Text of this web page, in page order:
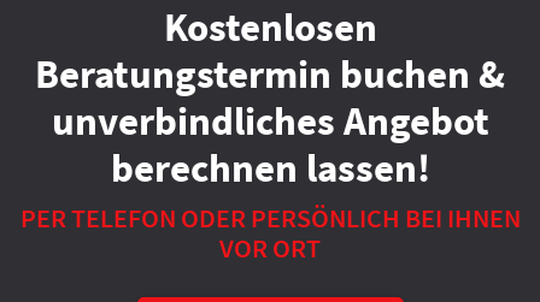
Kostenlosen
Beratungstermin buchen &
unverbindliches Angebot
berechnen lassen!
PER TELEFON ODER PERSÖNLICH BEI IHNEN
VOR ORT